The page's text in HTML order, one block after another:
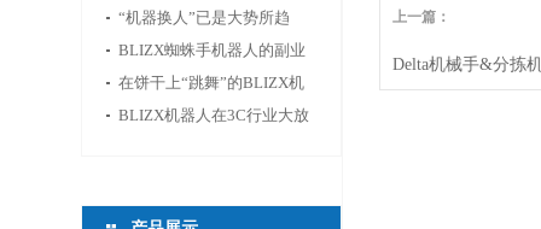
供新的活力
“机器换人”已是大势所趋
BLIZX蜘蛛手机器人的副业
——切鱼
在饼干上“跳舞”的BLIZX机
器人
BLIZX机器人在3C行业大放
上一篇：
Delta机械手&分拣